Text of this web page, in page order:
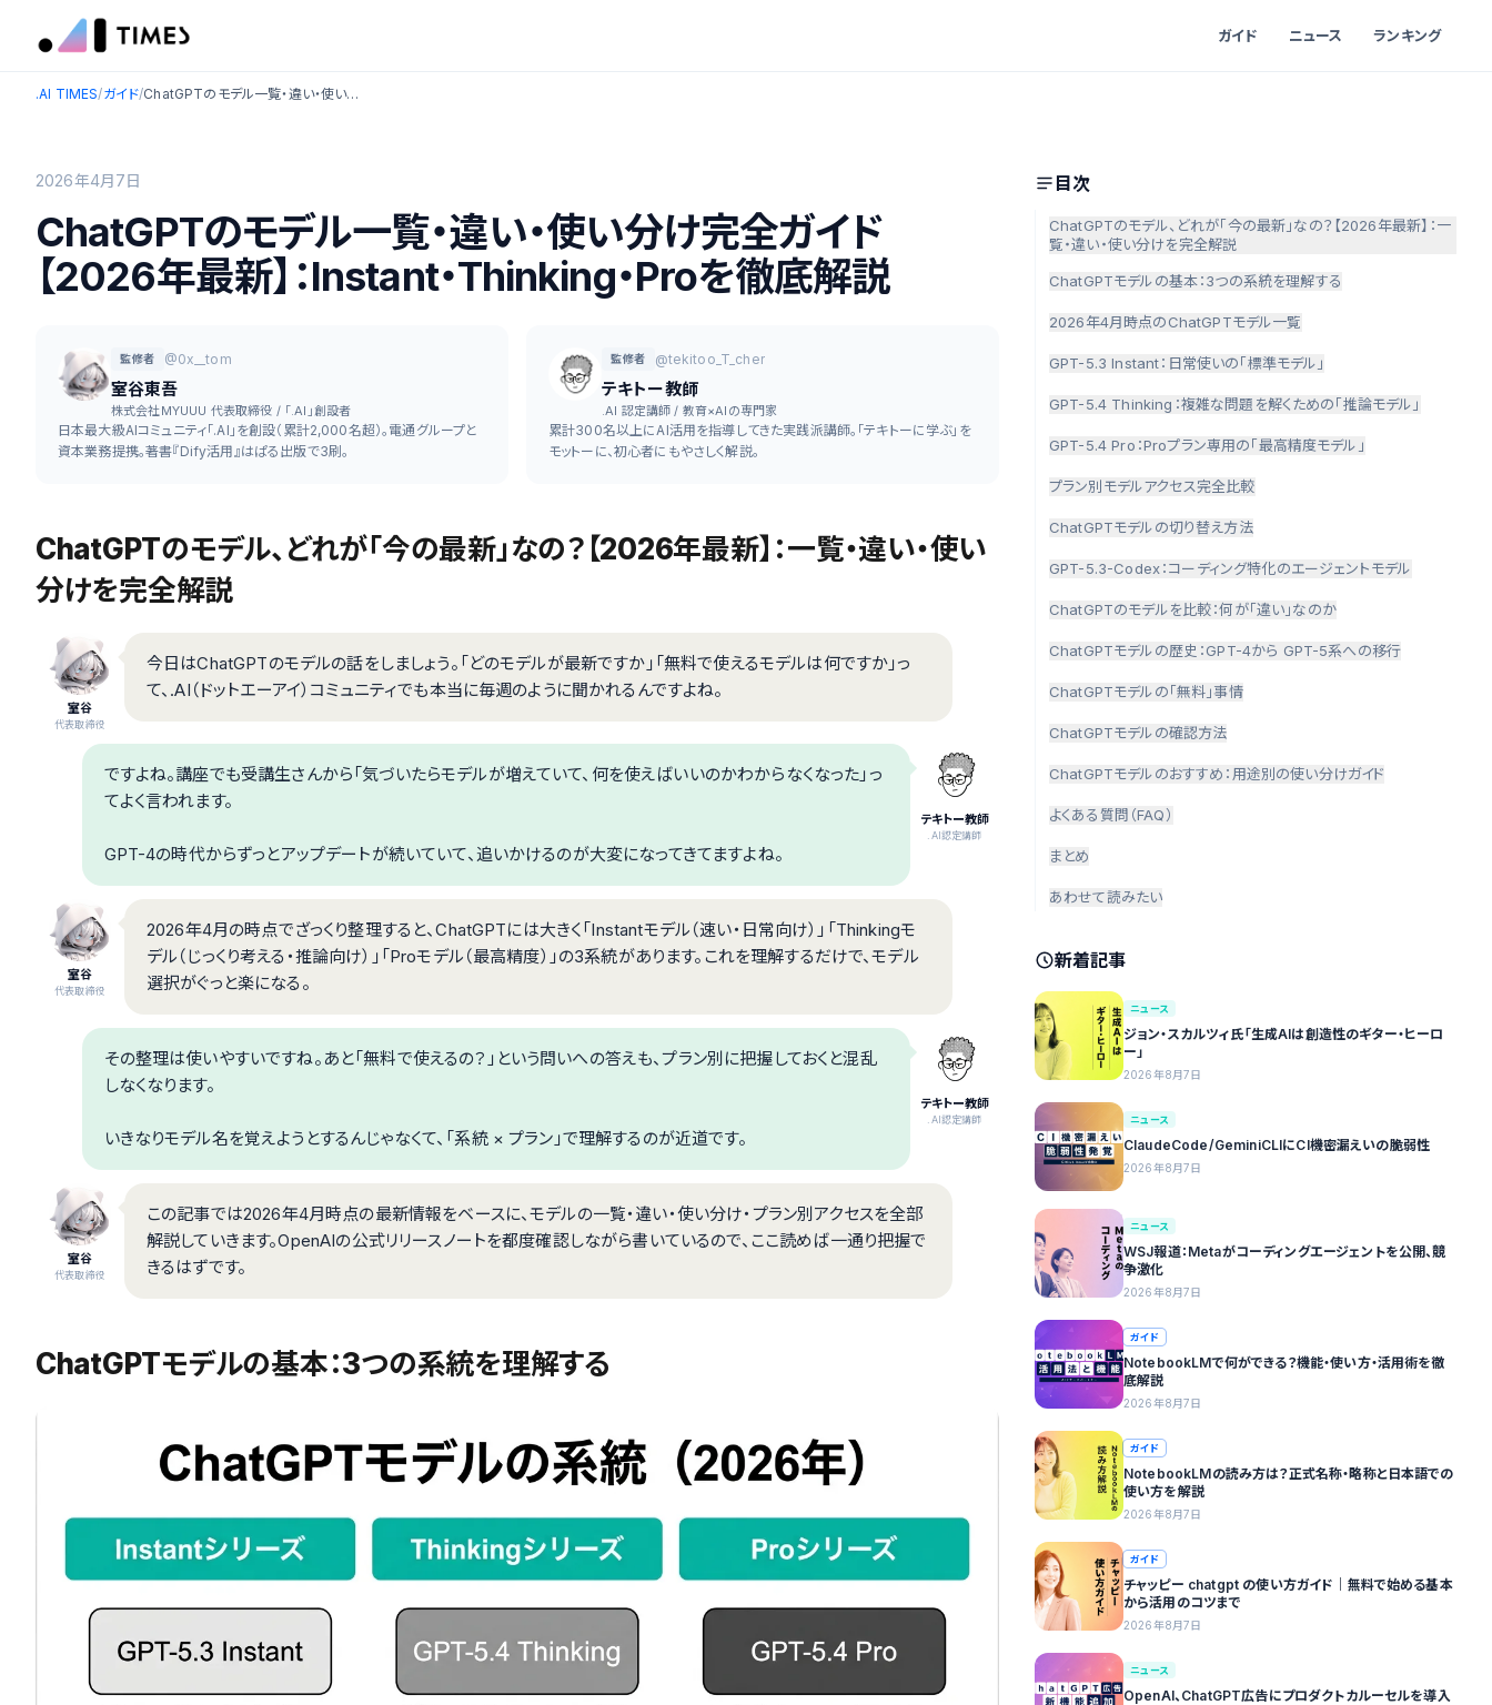
ガイド ニュース ランキング
.AI TIMES/ガイド/ ChatGPTのモデル一覧・違い・使い分け完全ガイド【2026年最新】：Instant・Thinking・Proを徹底解説
2026年4月7日
ChatGPTのモデル一覧・違い・使い分け完全ガイド
【2026年最新】：Instant・Thinking・Proを徹底解説
監修者 @0x__tom
室谷東吾
株式会社MYUUU 代表取締役 / 「.AI」創設者
日本最大級AIコミュニティ「.AI」を創設（累計2,000名超）。電通グループと
資本業務提携。著書『Dify活用』はぱる出版で3刷。
監修者 @tekitoo_T_cher
テキトー教師
.AI 認定講師 / 教育×AIの専門家
累計300名以上にAI活用を指導してきた実践派講師。「テキトーに学ぶ」を
モットーに、初心者にもやさしく解説。
ChatGPTのモデル、どれが「今の最新」なの？【2026年最新】：一覧・違い・使い
分けを完全解説
室谷
代表取締役
今日はChatGPTのモデルの話をしましょう。「どのモデルが最新ですか」「無料で使えるモデルは何ですか」っ
て、.AI（ドットエーアイ）コミュニティでも本当に毎週のように聞かれるんですよね。
テキトー教師
.AI認定講師
ですよね。講座でも受講生さんから「気づいたらモデルが増えていて、何を使えばいいのかわからなくなった」っ
てよく言われます。
GPT-4の時代からずっとアップデートが続いていて、追いかけるのが大変になってきてますよね。
室谷
代表取締役
2026年4月の時点でざっくり整理すると、ChatGPTには大きく「Instantモデル（速い・日常向け）」「Thinkingモ
デル（じっくり考える・推論向け）」「Proモデル（最高精度）」の3系統があります。これを理解するだけで、モデル
選択がぐっと楽になる。
テキトー教師
.AI認定講師
その整理は使いやすいですね。あと「無料で使えるの？」という問いへの答えも、プラン別に把握しておくと混乱
しなくなります。
いきなりモデル名を覚えようとするんじゃなくて、「系統 × プラン」で理解するのが近道です。
室谷
代表取締役
この記事では2026年4月時点の最新情報をベースに、モデルの一覧・違い・使い分け・プラン別アクセスを全部
解説していきます。OpenAIの公式リリースノートを都度確認しながら書いているので、ここ読めば一通り把握で
きるはずです。
ChatGPTモデルの基本：3つの系統を理解する
目次
ChatGPTのモデル、どれが「今の最新」なの？【2026年最新】：一
覧・違い・使い分けを完全解説
ChatGPTモデルの基本：3つの系統を理解する
2026年4月時点のChatGPTモデル一覧
GPT-5.3 Instant：日常使いの「標準モデル」
GPT-5.4 Thinking：複雑な問題を解くための「推論モデル」
GPT-5.4 Pro：Proプラン専用の「最高精度モデル」
プラン別モデルアクセス完全比較
ChatGPTモデルの切り替え方法
GPT-5.3-Codex：コーディング特化のエージェントモデル
ChatGPTのモデルを比較：何が「違い」なのか
ChatGPTモデルの歴史：GPT-4から GPT-5系への移行
ChatGPTモデルの「無料」事情
ChatGPTモデルの確認方法
ChatGPTモデルのおすすめ：用途別の使い分けガイド
よくある質問（FAQ）
まとめ
あわせて読みたい
新着記事
ニュース
ジョン・スカルツィ氏「生成AIは創造性のギター・ヒーロ
ー」
2026年8月7日
ニュース
ClaudeCode/GeminiCLIにCI機密漏えいの脆弱性
2026年8月7日
ニュース
WSJ報道：Metaがコーディングエージェントを公開、競
争激化
2026年8月7日
ガイド
NotebookLMで何ができる？機能・使い方・活用術を徹
底解説
2026年8月7日
ガイド
NotebookLMの読み方は？正式名称・略称と日本語での
使い方を解説
2026年8月7日
ガイド
チャッピー chatgpt の使い方ガイド｜無料で始める基本
から活用のコツまで
2026年8月7日
ニュース
OpenAI、ChatGPT広告にプロダクトカルーセルを導入